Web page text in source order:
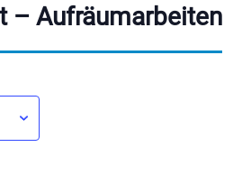
– Aufräumarbeiten